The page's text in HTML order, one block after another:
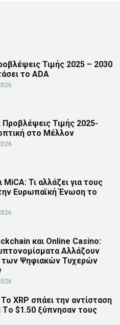
Τιμής 2025 – 2030
το ADA
Τιμής 2025-
στο Μέλλον
MiCA: Τι αλλάζει για τους
Ευρωπαϊκή Ένωση το
και Online Casino:
Αλλάζουν
των Ψηφιακών Τυχερών
XRP σπάει την αντίσταση
$1.50 ξύπνησαν τους